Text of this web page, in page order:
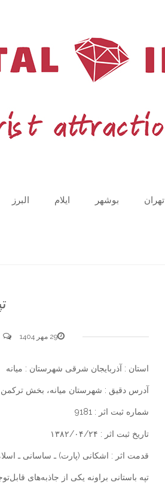
البرز ایلام بوشهر تهران
29 مهر 1404
استان : آذربایجان شرقی شهرستان : میانه
آدرس دقیق : شهرستان میانه، بخش
شماره ثبت اثر : 9181
تاریخ ثبت اثر : ۱۳۸۲/۰۴/۲۴
قدمت اثر : اشکانی (پارت) ـ ساسانی ـ
تپه باستانی براونه یکی از جاذبه‌های